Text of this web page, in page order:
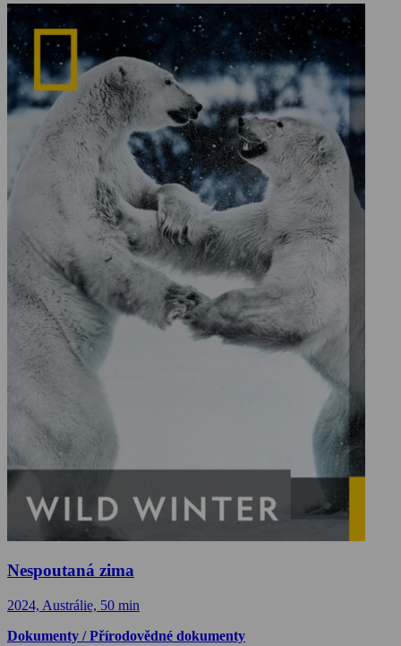
Nespoutaná zima
2024, Austrálie, 50 min
Dokumenty / Přírodovědné dokumenty